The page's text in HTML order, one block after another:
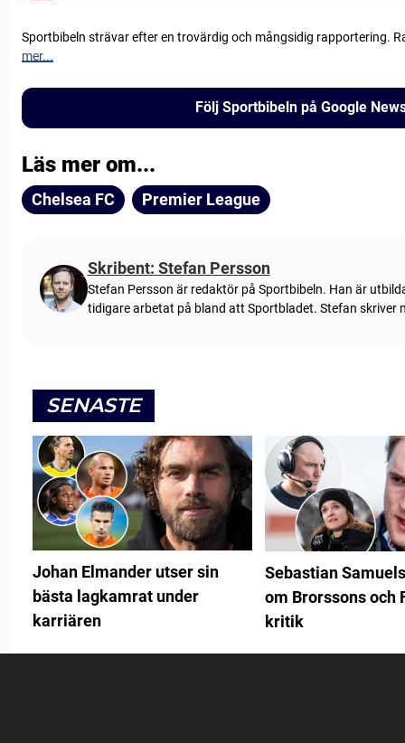
Sportbibeln strävar efter en trovärdig och mångsidig rapportering.
mer...
Följ Sportbibeln på Google
Läs mer om...
Chelsea FC Premier League
Skribent: Stefan Persson
Stefan Persson är redaktör på Sportbibeln. Han är
tidigare arbetat på bland att Sportbladet. Stefan skriver
SENASTE
Johan Elmander utser sin
bästa lagkamrat under
karriären
Sebastian
om Brorssons och
kritik